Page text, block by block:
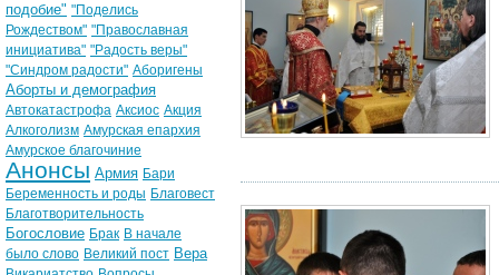
подобие" "Поделись
Рождеством" "Православная
инициатива" "Радость веры"
"Синдром радости" Аборигены
Аборты и демография
Автокатастрофа Аксиос Акция
Алкоголизм Амурская епархия
Амурское благочиние
Анонсы Армия Бари
Беременность и роды Благовест
Благотворительность
Богословие Брак В начале
было слово Великий пост Вера